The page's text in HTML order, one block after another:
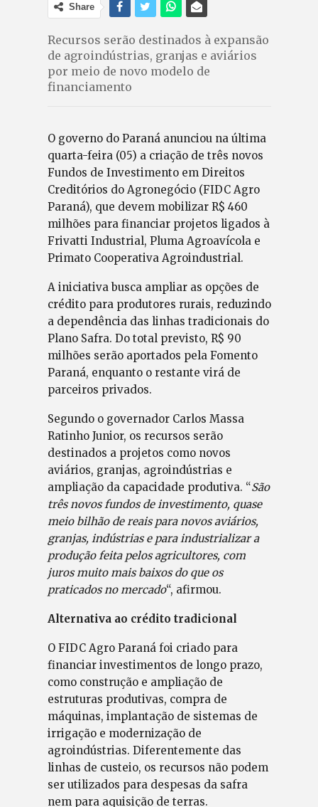
Share
Recursos serão destinados à expansão
de agroindústrias, granjas e aviários
por meio de novo modelo de
financiamento
O governo do Paraná anunciou na última
quarta-feira (05) a criação de três novos
Fundos de Investimento em Direitos
Creditórios do Agronegócio (FIDC Agro
Paraná), que devem mobilizar R$ 460
milhões para financiar projetos ligados à
Frivatti Industrial, Pluma Agroavícola e
Primato Cooperativa Agroindustrial.
A iniciativa busca ampliar as opções de
crédito para produtores rurais, reduzindo
a dependência das linhas tradicionais do
Plano Safra. Do total previsto, R$ 90
milhões serão aportados pela Fomento
Paraná, enquanto o restante virá de
parceiros privados.
Segundo o governador Carlos Massa
Ratinho Junior, os recursos serão
destinados a projetos como novos
aviários, granjas, agroindústrias e
ampliação da capacidade produtiva. “São
três novos fundos de investimento, quase
meio bilhão de reais para novos aviários,
granjas, indústrias e para industrializar a
produção feita pelos agricultores, com
juros muito mais baixos do que os
praticados no mercado“, afirmou.
Alternativa ao crédito tradicional
O FIDC Agro Paraná foi criado para
financiar investimentos de longo prazo,
como construção e ampliação de
estruturas produtivas, compra de
máquinas, implantação de sistemas de
irrigação e modernização de
agroindústrias. Diferentemente das
linhas de custeio, os recursos não podem
ser utilizados para despesas da safra
nem para aquisição de terras.